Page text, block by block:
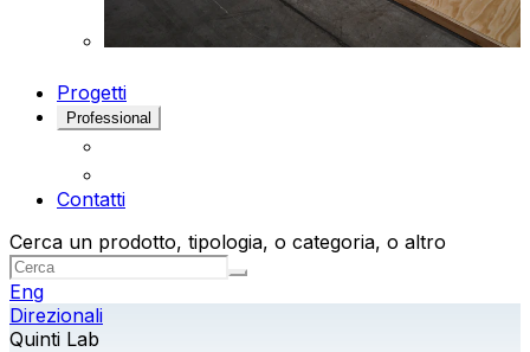
Progetti
Professional
Contatti
Cerca un prodotto, tipologia, o categoria, o altro
Eng
Direzionali
Quinti Lab